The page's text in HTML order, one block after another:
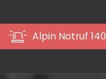
Alpin Notruf 140